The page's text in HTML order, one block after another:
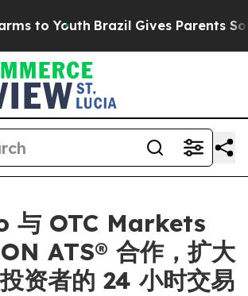
to Youth Brazil Gives Parents Social
与 OTC Markets
ATS® 合作，扩大
资者的 24 小时交易